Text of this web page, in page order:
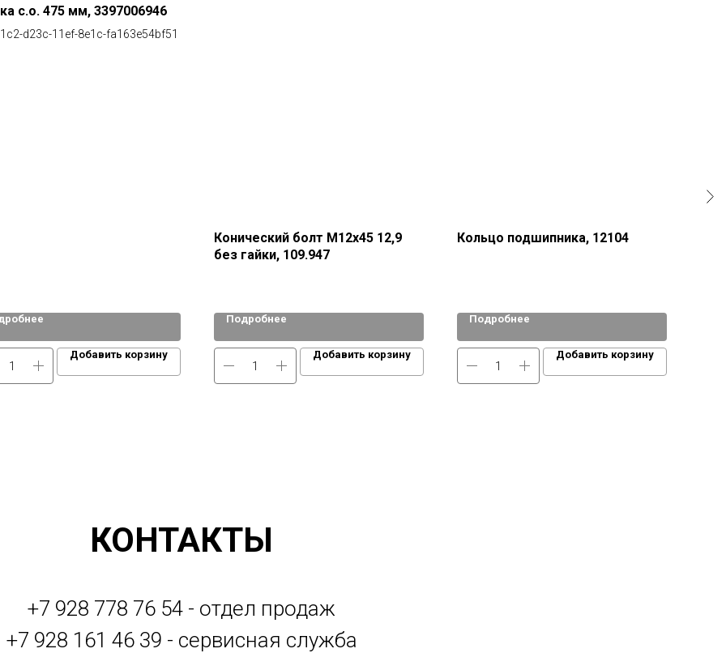
с.о. 475 мм, 3397006946
d23c-11ef-8e1c-fa163e54bf51
Добавить корзину
Конический болт М12х45 12,9
без гайки, 109.947
Подробнее
Добавить корзину
Кольцо подшипника, 12104
Подробнее
Добавить корзину
КОНТАКТЫ
+7 928 778 76 54 - отдел продаж
+7 928 161 46 39 - сервисная служба